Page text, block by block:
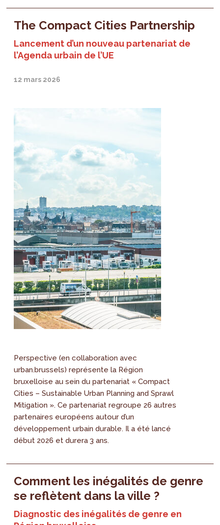
The Compact Cities Partnership
Lancement d’un nouveau partenariat de
l’Agenda urbain de l’UE
12 mars 2026
Perspective (en collaboration avec
urban.brussels) représente la Région
bruxelloise au sein du partenariat « Compact
Cities – Sustainable Urban Planning and Sprawl
Mitigation ». Ce partenariat regroupe 26 autres
partenaires européens autour d’un
développement urbain durable. Il a été lancé
début 2026 et durera 3 ans.
Comment les inégalités de genre
se reflètent dans la ville ?
Diagnostic des inégalités de genre en